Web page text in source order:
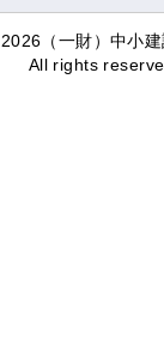
2026（一財）中小
All rights